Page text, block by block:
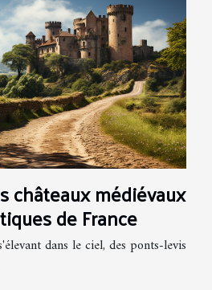
châteaux médiévaux
de France
dans le ciel, des ponts-levis